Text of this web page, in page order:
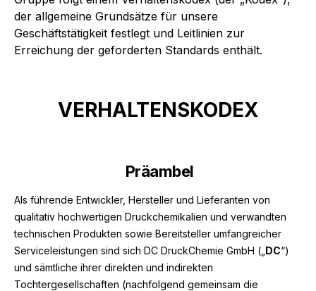
der allgemeine Grundsätze für unsere
Geschäftstätigkeit festlegt und Leitlinien zur
Erreichung der geforderten Standards enthält.
VERHALTENSKODEX
Präambel
Als führende Entwickler, Hersteller und Lieferanten von
qualitativ hochwertigen Druckchemikalien und verwandten
technischen Produkten sowie Bereitsteller umfangreicher
Serviceleistungen sind sich DC DruckChemie GmbH („ DC“)
und sämtliche ihrer direkten und indirekten
Tochtergesellschaften (nachfolgend gemeinsam die